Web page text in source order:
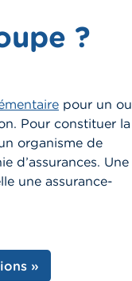
?
pour un ou
Pour constituer la
organisme de
d’assurances. Une
une assurance-
»